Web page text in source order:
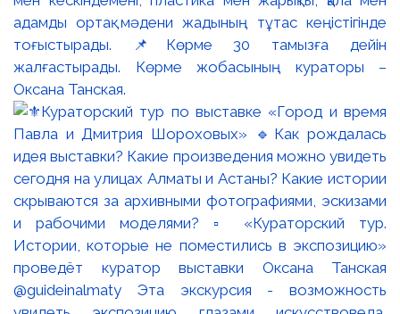
адамды ортақ мәдени жадының тұтас кеңістігінде
тоғыстырады. 📌Көрме 30 тамызға дейін
жалғастырады. Көрме жобасының кураторы –
Оксана Танская.